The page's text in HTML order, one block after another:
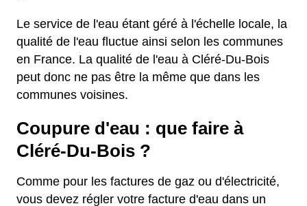
Le service de l'eau étant géré à l'échelle locale, la
qualité de l'eau fluctue ainsi selon les communes
en France. La qualité de l'eau à Cléré-Du-Bois
peut donc ne pas être la même que dans les
communes voisines.
Coupure d'eau : que faire à
Cléré-Du-Bois ?
Comme pour les factures de gaz ou d'électricité,
vous devez régler votre facture d'eau dans un